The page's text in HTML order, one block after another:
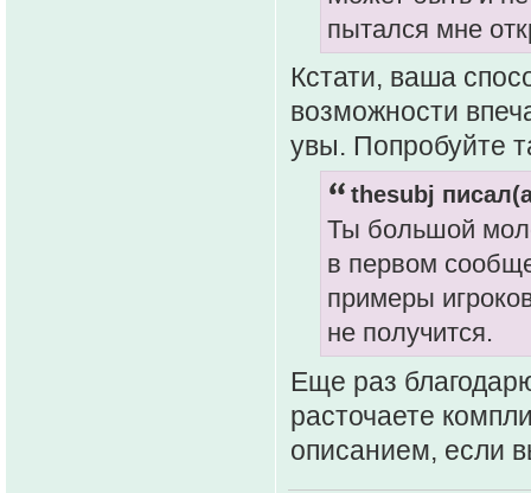
пытался мне
Кстати, ваша
возможности
увы. Попробуйте
thesubj
Ты большой
в первом
примеры
не получится.
Еще раз
расточаете
описанием, если